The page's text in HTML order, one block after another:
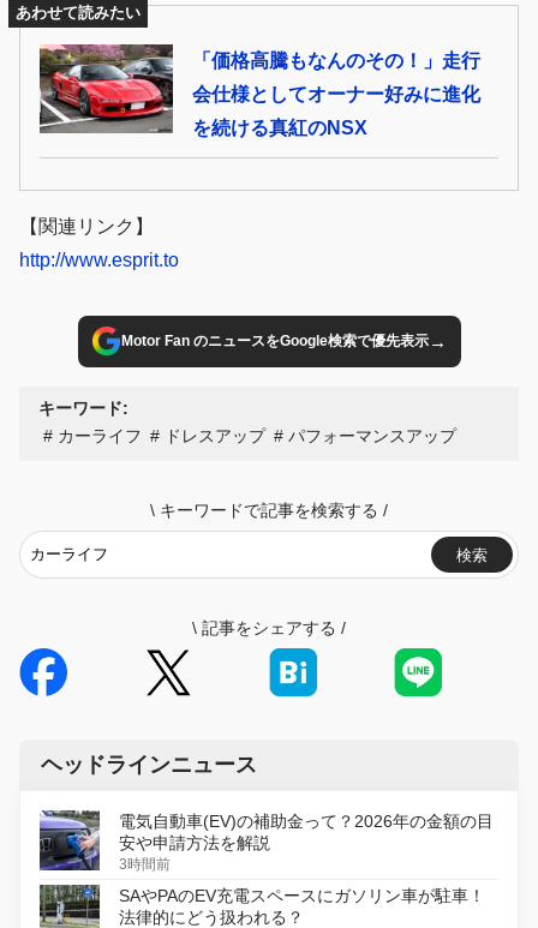
あわせて読みたい
「価格高騰もなんのその！」走行
会仕様としてオーナー好みに進化
を続ける真紅のNSX
【関連リンク】
http://www.esprit.to
Motor Fan のニュースをGoogle検索で優先表示→
キーワード:
カーライフ
ドレスアップ パフォーマンスアップ
\ キーワードで記事を検索する /
検索
\ 記事をシェアする /
ヘッドラインニュース
電気自動車(EV)の補助金って？2026年の金額の目
安や申請方法を解説
3時間前
SAやPAのEV充電スペースにガソリン車が駐車！
法律的にどう扱われる？